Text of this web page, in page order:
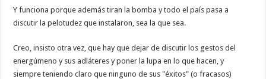
Y funciona porque además tiran la bomba y todo el país pasa a
discutir la pelotudez que instalaron, sea la que sea.
Creo, insisto otra vez, que hay que dejar de discutir los gestos del
energúmeno y sus adláteres y poner la lupa en lo que hacen, y
siempre teniendo claro que ninguno de sus "éxitos" (o fracasos)